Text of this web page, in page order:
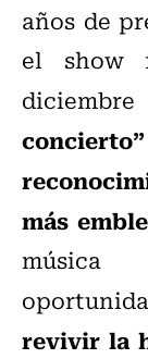
años de
el show
concierto”
más
música
revivir la